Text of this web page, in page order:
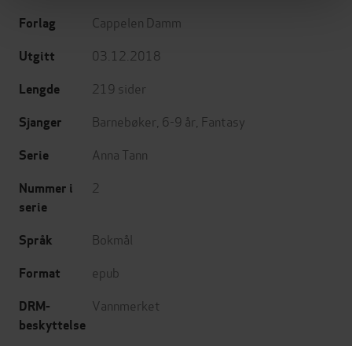
Forlag Cappelen Damm
Utgitt 03.12.2018
Lengde 219 sider
Sjanger Barnebøker 6-9 år Fantasy
Serie Anna Tann
Nummer i
serie
2
Språk Bokmål
Format epub
DRM-
beskyttelse
Vannmerket